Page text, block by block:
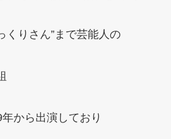
くりさん”まで芸能人の
から出演しており